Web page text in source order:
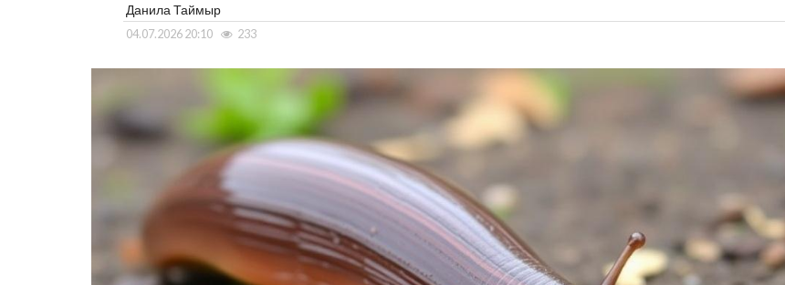
Данила Таймыр
04.07.2026 20:10 233